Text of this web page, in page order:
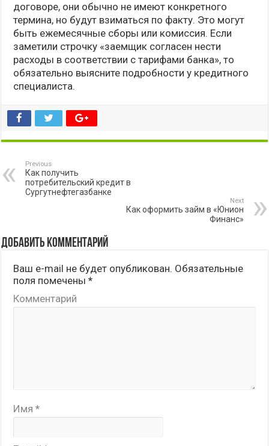
договоре, они обычно не имеют конкретного
термина, но будут взиматься по факту. Это могут
быть ежемесячные сборы или комиссия. Если
заметили строчку «заемщик согласен нести
расходы в соответствии с тарифами банка», то
обязательно выясните подробности у кредитного
специалиста.
Previous
Как получить
потребительский кредит в
Сургутнефтегазбанке
Next
Как оформить займ в «Юнион
Финанс»
Добавить комментарий
Ваш e-mail не будет опубликован. Обязательные
поля помечены*
Комментарий
Имя*